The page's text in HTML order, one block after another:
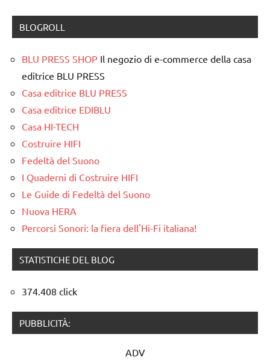
BLOGROLL
BLU PRESS SHOP Il negozio di e-commerce della casa
editrice BLU PRESS
Casa editrice BLU PRESS
Casa editrice EDIBLU
Casa HI-TECH
Costruire HIFI
Fedeltà del Suono
I Quaderni di Costruire HIFI
Le Guide di Fedeltà del Suono
Nuova HERA
Percorsi Sonori: la fiera dell'Hi-Fi italiana!
STATISTICHE DEL BLOG
374.408 click
PUBBLICITÀ:
ADV